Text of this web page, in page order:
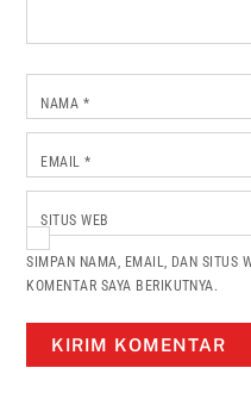
NAMA *
EMAIL*
SITUS WEB
SIMPAN NAMA, EMAIL, DAN SITUS
KOMENTAR SAYA BERIKUTNYA.